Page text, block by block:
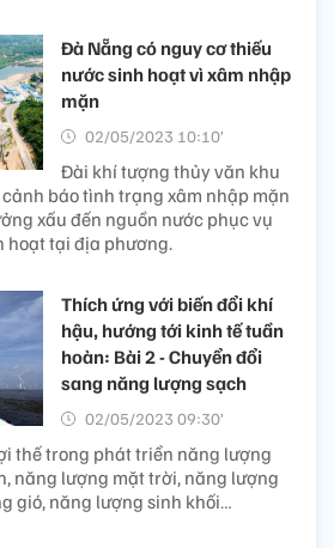
Đà Nẵng có nguy cơ thiếu
nước sinh hoạt vì xâm nhập
mặn
02/05/2023 10:10’
Đài khí tượng thủy văn khu
báo tình trạng xâm nhập mặn
xấu đến nguồn nước phục vụ
hoạt tại địa phương.
Thích ứng với biến đổi khí
hậu, hướng tới kinh tế tuần
hoàn: Bài 2 - Chuyển đổi
sang năng lượng sạch
02/05/2023 09:30’
thế trong phát triển năng lượng
năng lượng mặt trời, năng lượng
gió, năng lượng sinh khối…